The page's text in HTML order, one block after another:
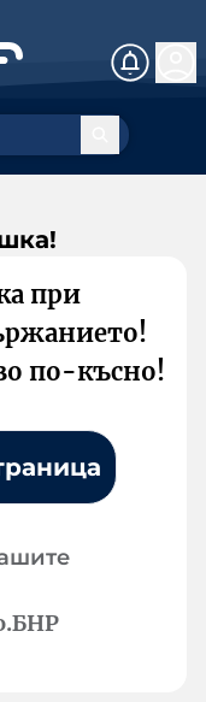
при
по-късно!